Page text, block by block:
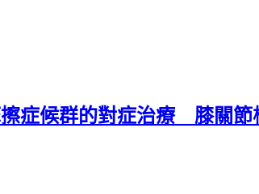
症候群的對症治療 膝關